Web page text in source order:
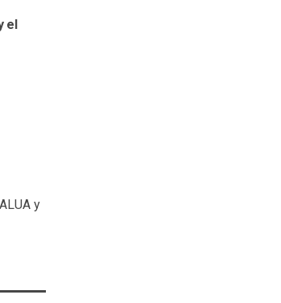
el
y